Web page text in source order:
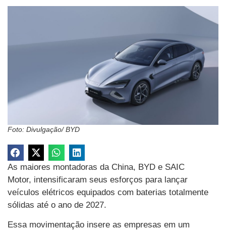
Foto: Divulgação/ BYD
As maiores montadoras da China, BYD e SAIC
Motor, intensificaram seus esforços para lançar
veículos elétricos equipados com baterias totalmente
sólidas até o ano de 2027.
Essa movimentação insere as empresas em um